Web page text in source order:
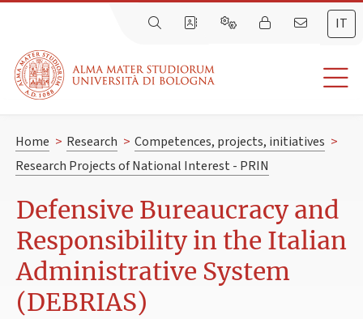
IT
Home > Research > Competences, projects, initiatives >
Research Projects of National Interest - PRIN
Defensive Bureaucracy and
Responsibility in the Italian
Administrative System
(DEBRIAS)